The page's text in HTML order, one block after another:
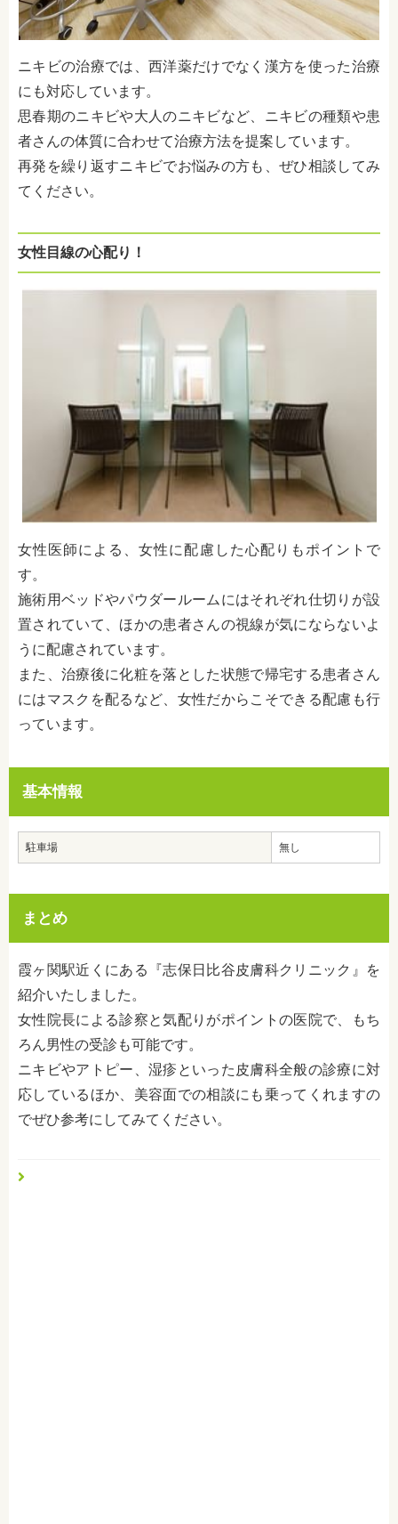
ニキビの治療では、西洋薬だけでなく漢方を使った治療
にも対応しています。
思春期のニキビや大人のニキビなど、ニキビの種類や患
者さんの体質に合わせて治療方法を提案しています。
再発を繰り返すニキビでお悩みの方も、ぜひ相談してみ
てください。
女性目線の心配り！
女性医師による、女性に配慮した心配りもポイントで
す。
施術用ベッドやパウダールームにはそれぞれ仕切りが設
置されていて、ほかの患者さんの視線が気にならないよ
うに配慮されています。
また、治療後に化粧を落とした状態で帰宅する患者さん
にはマスクを配るなど、女性だからこそできる配慮も行
っています。
基本情報
駐車場 無し
まとめ
霞ヶ関駅近くにある『志保日比谷皮膚科クリニック』を
紹介いたしました。
女性院長による診察と気配りがポイントの医院で、もち
ろん男性の受診も可能です。
ニキビやアトピー、湿疹といった皮膚科全般の診療に対
応しているほか、美容面での相談にも乗ってくれますの
でぜひ参考にしてみてください。